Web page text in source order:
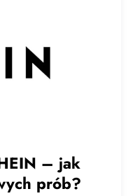
– jak
prób?